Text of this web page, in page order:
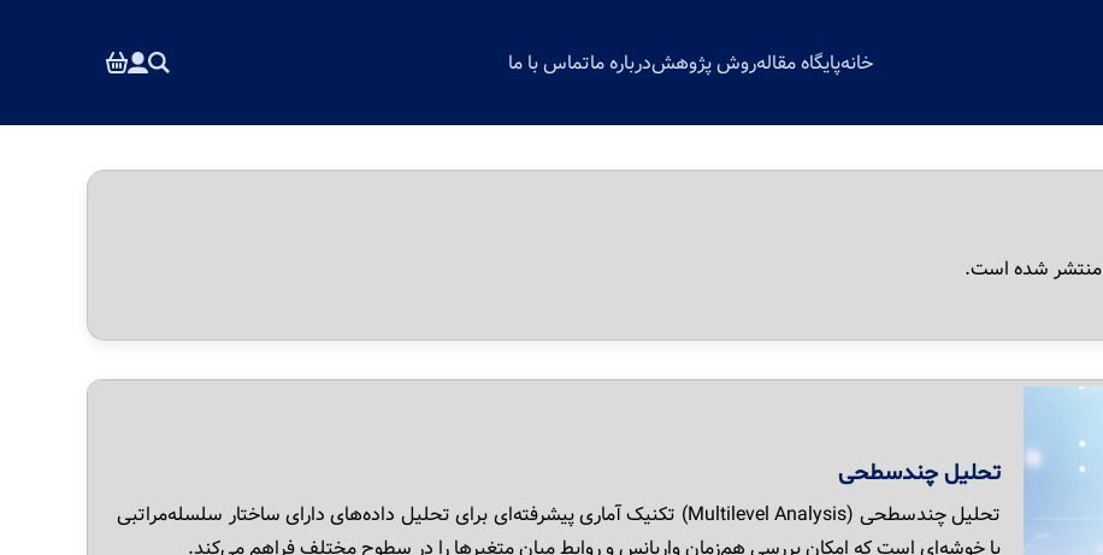
خانهپایگاه مقالهروش پژوهشدرباره ماتماس با ما
منتشر شده است.
تحلیل چندسطحی
تحلیل چندسطحی (Multilevel Analysis) تکنیک آماری پیشرفته‌ای برای تحلیل داده‌های دارای ساختار سلسله‌مراتبی
یا خوشه‌ای است که امکان بررسی هم‌زمان واریانس و روابط میان متغیرها را در سطوح مختلف فراهم می‌کند.